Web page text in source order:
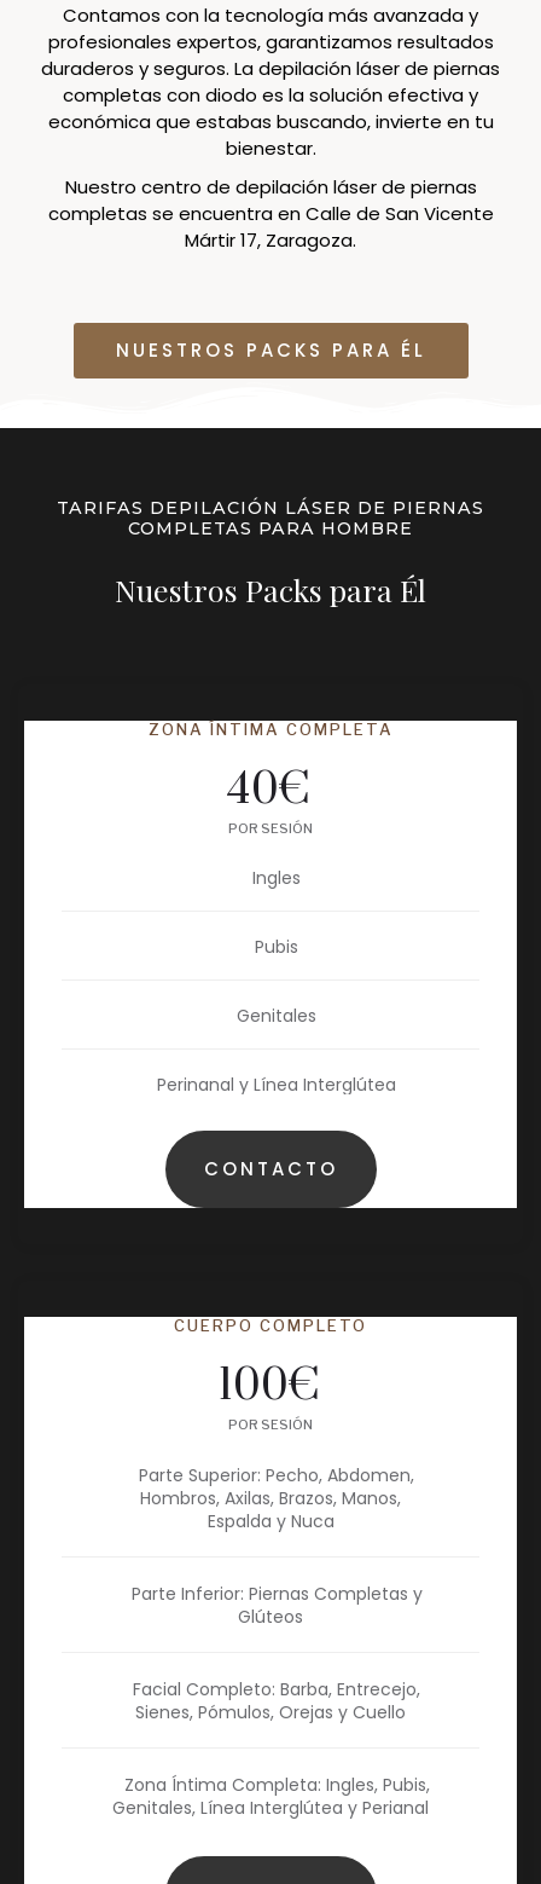
Contamos con la tecnología más avanzada y
profesionales expertos, garantizamos resultados
duraderos y seguros. La depilación láser de piernas
completas con diodo es la solución efectiva y
económica que estabas buscando, invierte en tu
bienestar.
Nuestro centro de depilación láser de piernas
completas se encuentra en Calle de San Vicente
Mártir 17, Zaragoza.
NUESTROS PACKS PARA ÉL
TARIFAS DEPILACIÓN LÁSER DE PIERNAS
COMPLETAS PARA HOMBRE
Nuestros Packs para Él
ZONA ÍNTIMA COMPLETA
40€
POR SESIÓN
Ingles
Pubis
Genitales
Perinanal y Línea Interglútea
CONTACTO
CUERPO COMPLETO
100€
POR SESIÓN
Parte Superior: Pecho, Abdomen,
Hombros, Axilas, Brazos, Manos,
Espalda y Nuca
Parte Inferior: Piernas Completas y
Glúteos
Facial Completo: Barba, Entrecejo,
Sienes, Pómulos, Orejas y Cuello
Zona Íntima Completa: Ingles, Pubis,
Genitales, Línea Interglútea y Perianal